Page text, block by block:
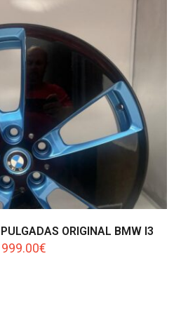
ORIGINAL BMW I3
999.00€